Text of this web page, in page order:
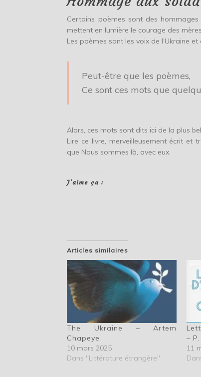
Certains poèmes sont des
mettent en lumière le courage des
Les poèmes sont les voix de l’Ukraine
Peut-être que les poèmes,
Ce sont ces mots que
Alors, ces mots sont dits ici de la plus
Lire ce livre, merveilleusement écrit et
que Nous sommes là, avec eux.
J’aime ça :
Articles similaires
The Ukraine – Artem
Chapeye
10 mars 2025
Dans "Littérature étrangère"
–
11